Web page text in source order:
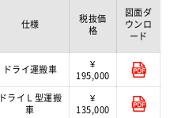
仕様
税抜価
格
図面ダ
ウンロ
ード
ドライ運搬車
¥
195,000
ドライＬ型運搬
車
¥
135,000